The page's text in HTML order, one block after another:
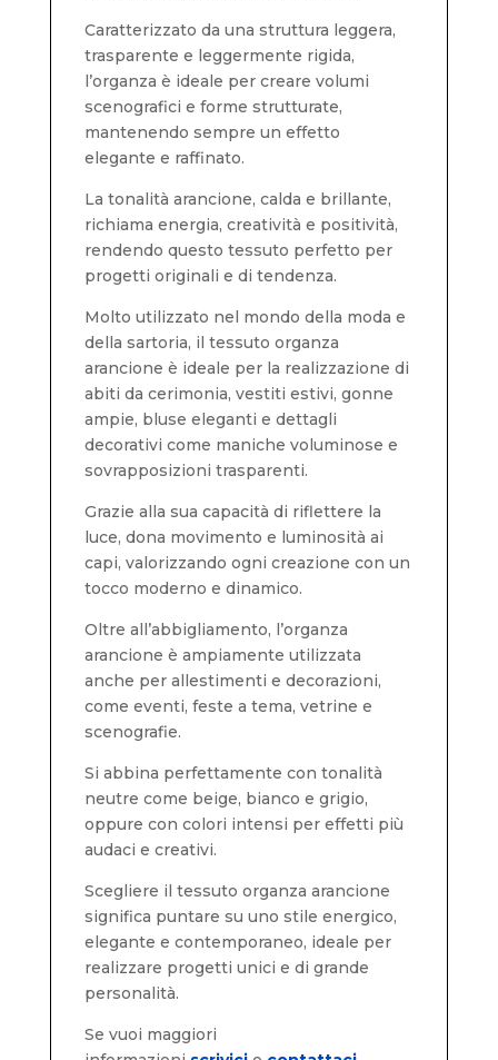
Caratterizzato da una struttura leggera,
trasparente e leggermente rigida,
l’organza è ideale per creare volumi
scenografici e forme strutturate,
mantenendo sempre un effetto
elegante e raffinato.
La tonalità arancione, calda e brillante,
richiama energia, creatività e positività,
rendendo questo tessuto perfetto per
progetti originali e di tendenza.
Molto utilizzato nel mondo della moda e
della sartoria, il tessuto organza
arancione è ideale per la realizzazione di
abiti da cerimonia, vestiti estivi, gonne
ampie, bluse eleganti e dettagli
decorativi come maniche voluminose e
sovrapposizioni trasparenti.
Grazie alla sua capacità di riflettere la
luce, dona movimento e luminosità ai
capi, valorizzando ogni creazione con un
tocco moderno e dinamico.
Oltre all’abbigliamento, l’organza
arancione è ampiamente utilizzata
anche per allestimenti e decorazioni,
come eventi, feste a tema, vetrine e
scenografie.
Si abbina perfettamente con tonalità
neutre come beige, bianco e grigio,
oppure con colori intensi per effetti più
audaci e creativi.
Scegliere il tessuto organza arancione
significa puntare su uno stile energico,
elegante e contemporaneo, ideale per
realizzare progetti unici e di grande
personalità.
Se vuoi maggiori